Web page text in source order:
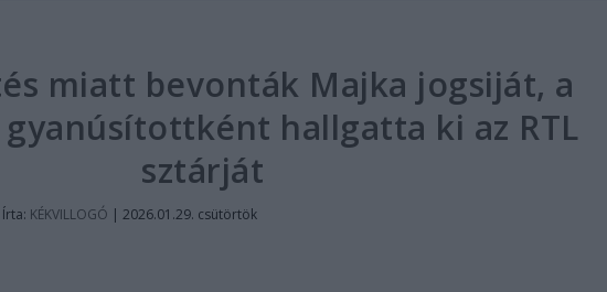
miatt bevonták Majka jogsiját, a
hallgatta ki az RTL
sztárját
Írta: KÉKVILLOGÓ | 2026.01.29. csütörtök